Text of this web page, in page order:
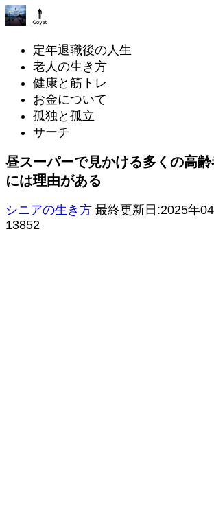
定年退職後の人生
老人の生き方
健康と筋トレ
お金について
孤独と孤立
サーチ
昼スーパーで見かける多くの高
には理由がある
シニアの生き方 最終更新日:2025年
13852